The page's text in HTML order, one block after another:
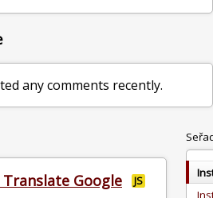
any comments recently.
Google JS